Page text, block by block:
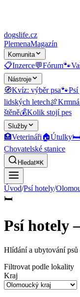
dogslife.cz
PlemenaMagazín
Komunita
📋Inzerce💬Fórum🐾
Nástroje
🧭Kvíz: výběr psa🐾Psí
lidských letech🍖
štěně💰Kolik stojí pes
Služby
🏥Veterináři🏠Útulky🛏️
Chovatelské stanice
Hledat⌘K
Úvod/Psí hotely/
🛏️
Psí hotely
Hlídání a ubytování psů
Filtrovat podle lokality
Kraj